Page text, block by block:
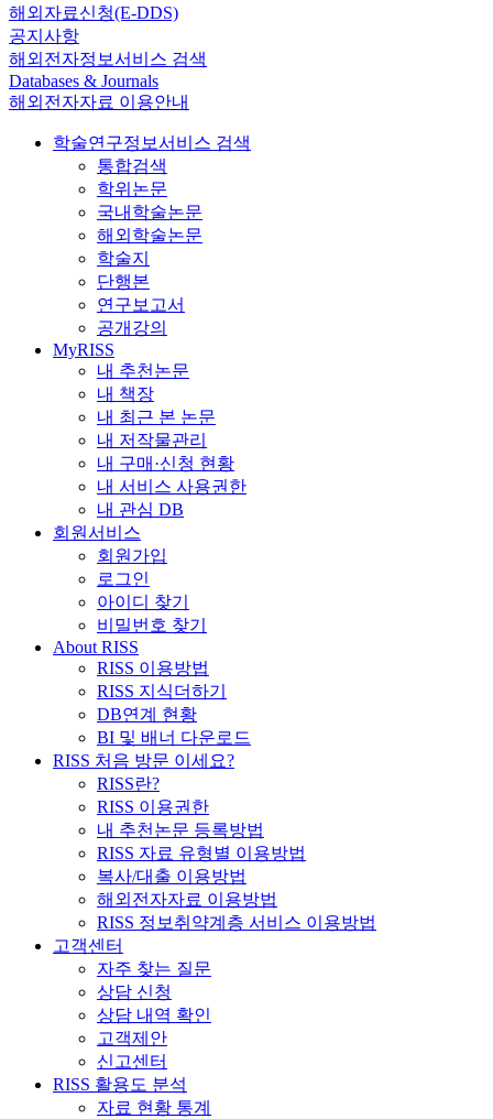
해외자료신청(E-DDS)
공지사항
해외전자정보서비스 검색
Databases & Journals
해외전자자료 이용안내
학술연구정보서비스 검색
통합검색
학위논문
국내학술논문
해외학술논문
학술지
단행본
연구보고서
공개강의
MyRISS
내 추천논문
내 책장
내 최근 본 논문
내 저작물관리
내 구매·신청 현황
내 서비스 사용권한
내 관심 DB
회원서비스
회원가입
로그인
아이디 찾기
비밀번호 찾기
About RISS
RISS 이용방법
RISS 지식더하기
DB연계 현황
BI 및 배너 다운로드
RISS 처음 방문 이세요?
RISS란?
RISS 이용권한
내 추천논문 등록방법
RISS 자료 유형별 이용방법
복사/대출 이용방법
해외전자자료 이용방법
RISS 정보취약계층 서비스 이용방법
고객센터
자주 찾는 질문
상담 신청
상담 내역 확인
고객제안
신고센터
RISS 활용도 분석
자료 현황 통계